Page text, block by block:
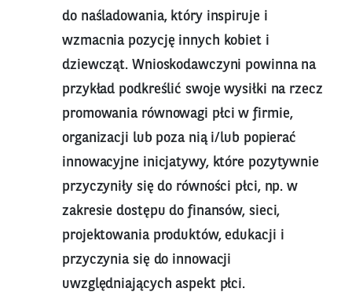
do naśladowania, który inspiruje i
wzmacnia pozycję innych kobiet i
dziewcząt. Wnioskodawczyni powinna na
przykład podkreślić swoje wysiłki na rzecz
promowania równowagi płci w firmie,
organizacji lub poza nią i/lub popierać
innowacyjne inicjatywy, które pozytywnie
przyczyniły się do równości płci, np. w
zakresie dostępu do finansów, sieci,
projektowania produktów, edukacji i
przyczynia się do innowacji
uwzględniających aspekt płci.